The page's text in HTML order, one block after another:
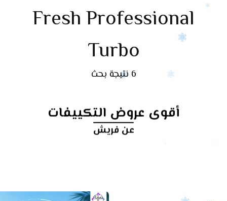
Fresh Professional
Turbo
6 نتيجة بحث
أقوى عروض التكييفات
عن فريش